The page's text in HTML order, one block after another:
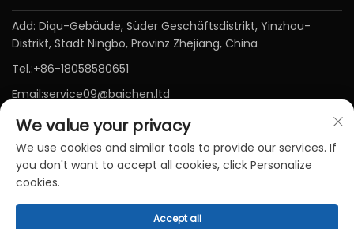
Add: Diqu-Gebäude, Süder Geschäftsdistrikt, Yinzhou-
Distrikt, Stadt Ningbo, Provinz Zhejiang, China
Tel.:+86-18058580651
Email:service09@baichen.ltd
We value your privacy
We use cookies and similar tools to provide our services. If
you don't want to accept all cookies, click Personalize
cookies.
Accept all